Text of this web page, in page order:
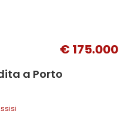
€ 175.000
a Porto